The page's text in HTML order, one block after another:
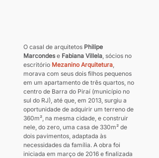
O casal de arquitetos Philipe
Marcondes e Fabiana Villela , sócios no
escritório Mezanino Arquitetura
morava com seus dois filhos pequenos
em um apartamento de três quartos, no
centro de Barra do Piraí (município no
sul do RJ), até que, em 2013, surgiu a
oportunidade de adquirir um terreno de
360m², na mesma cidade, e construir
nele, do zero, uma casa de 330m² de
dois pavimentos, adaptada às
necessidades da família. A obra foi
iniciada em março de 2016 e finalizada